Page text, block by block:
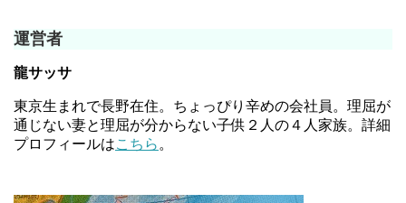
運営者
龍サッサ
東京生まれで長野在住。ちょっぴり辛めの会社員。理屈が
通じない妻と理屈が分からない子供２人の４人家族。詳細
プロフィールはこちら 。